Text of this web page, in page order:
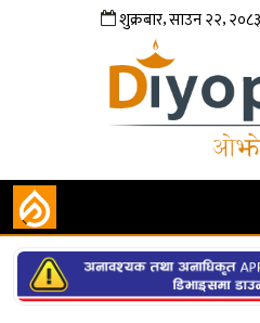
शुक्रबार,साउन२२,२०८३